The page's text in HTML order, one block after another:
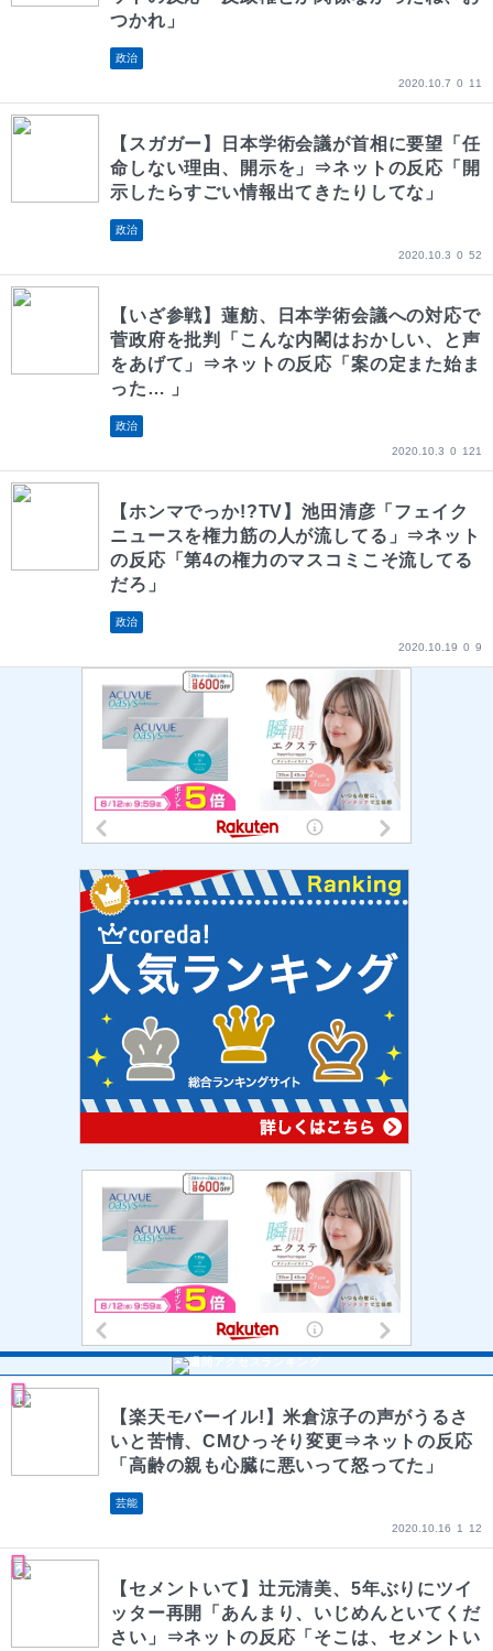
つかれ」
政治
2020.10.7 0 11
【スガガー】日本学術会議が首相に要望「任
命しない理由、開示を」⇒ネットの反応「開
示したらすごい情報出てきたりしてな」
政治
2020.10.3 0 52
【いざ参戦】蓮舫、日本学術会議への対応で
菅政府を批判「こんな内閣はおかしい、と声
をあげて」⇒ネットの反応「案の定また始ま
った… 」
政治
2020.10.3 0 121
【ホンマでっか!?TV】池田清彦「フェイク
ニュースを権力筋の人が流してる」⇒ネット
の反応「第4の権力のマスコミこそ流してる
だろ」
政治
2020.10.19 0 9
【楽天モバーイル!】米倉涼子の声がうるさ
いと苦情、CMひっそり変更⇒ネットの反応
「高齢の親も心臓に悪いって怒ってた」
芸能
2020.10.16 1 12
【セメントいて】辻元清美、5年ぶりにツイ
ッター再開「あんまり、いじめんといてくだ
さい」⇒ネットの反応「そこは、セメントい